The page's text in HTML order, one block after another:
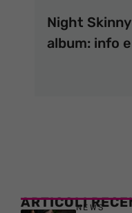
Night
album: info
ARTICOLINEWS